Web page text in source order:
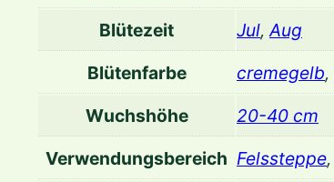
Blütezeit Jul,Aug
Blütenfarbe
cremegelb,
Wuchshöhe
20-40 cm
Verwendungsbereich Felssteppe,